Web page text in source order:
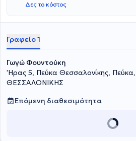
Δες το κόστος
Γραφείο 1
Γωγώ Φουντούκη
'Ηρας 5, Πεύκα Θεσσαλονίκης,
ΘΕΣΣΑΛΟΝΙΚΗΣ
Επόμενη διαθεσιμότητα